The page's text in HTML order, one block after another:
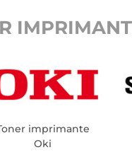
imprimante
Oki